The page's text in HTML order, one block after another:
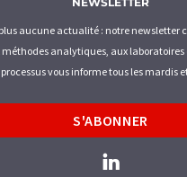
aucune actualité : notre newsletter
analytiques, aux laboratoires
processus vous informe tous les mardis
S'ABONNER